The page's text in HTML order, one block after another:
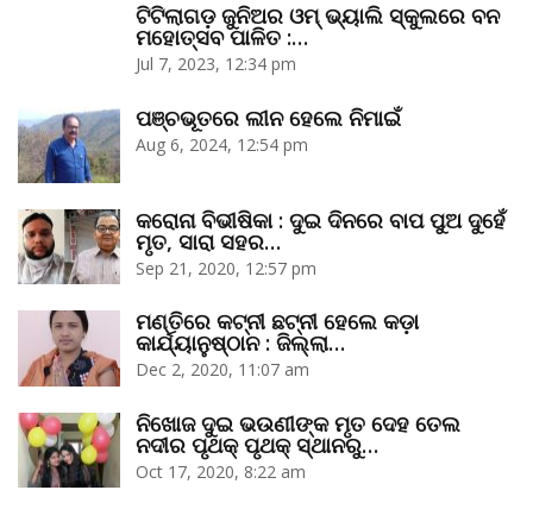
ଟିଟିଲାଗଡ଼ ଜୁନିଅର ଓମ୍‌ ଭ୍ୟାଲି ସ୍କୁଲରେ ବନ
ମହୋତ୍ସବ ପାଳିତ :…
Jul 7, 2023, 12:34 pm
ପଞ୍ଚଭୂତରେ ଲୀନ ହେଲେ ନିମାଇଁ
Aug 6, 2024, 12:54 pm
କରୋନା ବିଭୀଷିକା : ଦୁଇ ଦିନରେ ବାପ ପୁଅ ଦୁହେଁ
ମୃତ, ସାରା ସହର…
Sep 21, 2020, 12:57 pm
ମଣ୍ତିରେ କଟ୍‌ନୀ ଛଟ୍‌ନୀ ହେଲେ କଡ଼ା
କାର୍ଯ୍ୟାନୁଷ୍ଠାନ : ଜିଲ୍ଲା…
Dec 2, 2020, 11:07 am
ନିଖୋଜ ଦୁଇ ଭଉଣୀଙ୍କ ମୃତ ଦେହ ତେଲ
ନଦୀର ପୃଥକ୍‌ ପୃଥକ୍‌ ସ୍ଥାନରୁ…
Oct 17, 2020, 8:22 am